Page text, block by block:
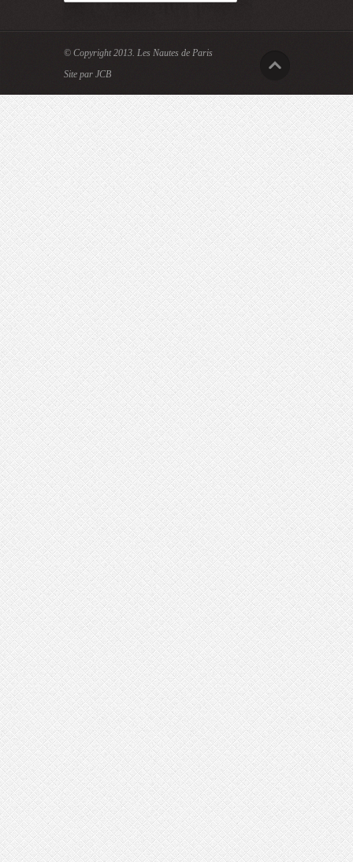
© Copyright 2013. Les Nautes de Paris
Site par JCB